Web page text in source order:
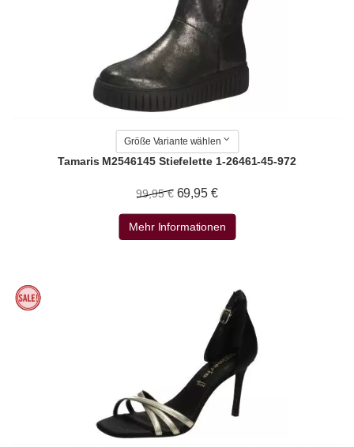
Größe Variante wählen
Tamaris M2546145 Stiefelette 1-26461-45-972
99,95 € 69,95 €
Mehr Informationen